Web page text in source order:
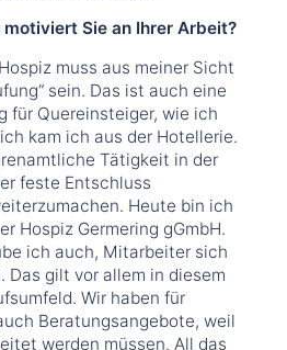
Sie an Ihrer Arbeit?
muss aus meiner Sicht
sein. Das ist auch eine
für Quereinsteiger, wie ich
kam ich aus der Hotellerie.
Tätigkeit in der
feste Entschluss
Heute bin ich
Hospiz Germering gGmbH.
ich auch, Mitarbeiter sich
Das gilt vor allem in diesem
Wir haben für
Beratungsangebote, weil
werden müssen. All das